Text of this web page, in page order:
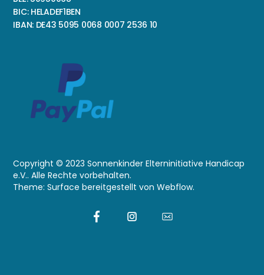
BIC: HELADEF1BEN
IBAN: DE43 5095 0068 0007 2536 10
Copyright © 2023 Sonnenkinder Elterninitiative Handicap
e.V.. Alle Rechte vorbehalten.
Theme: Surface bereitgestellt von Webflow.